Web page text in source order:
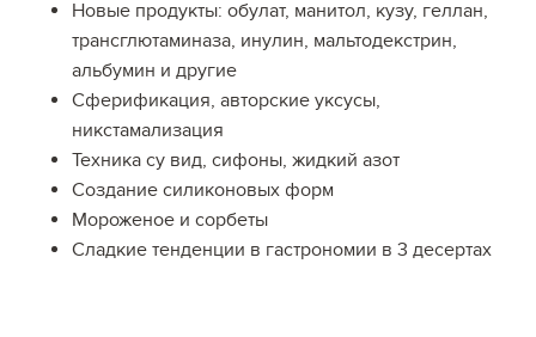
Новые продукты: обулат, манитол, кузу, геллан,
трансглютаминаза, инулин, мальтодекстрин,
альбумин и другие
Сферификация, авторские уксусы,
никстамализация
Техника су вид, сифоны, жидкий азот
Создание силиконовых форм
Мороженое и сорбеты
Сладкие тенденции в гастрономии в 3 десертах